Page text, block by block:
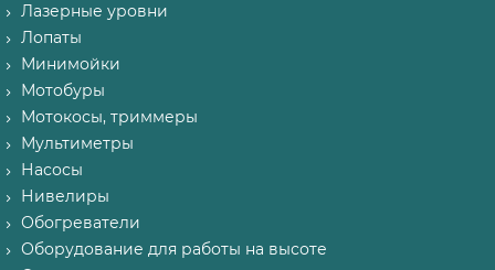
Лазерные уровни
Лопаты
Минимойки
Мотобуры
Мотокосы, триммеры
Мультиметры
Насосы
Нивелиры
Обогреватели
Оборудование для работы на высоте